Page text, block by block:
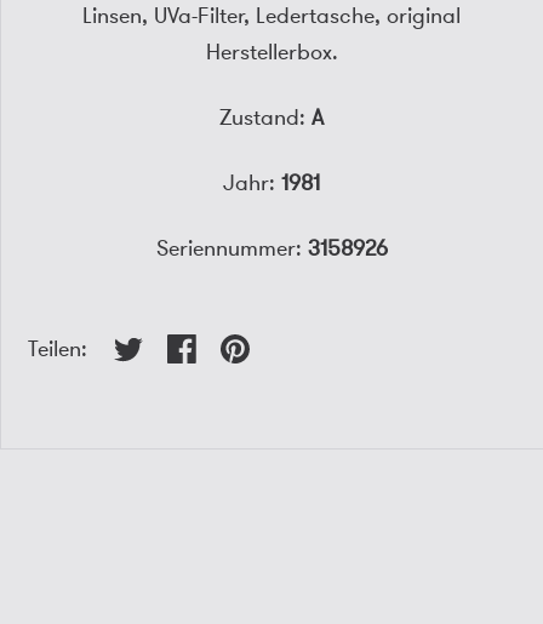
Linsen, UVa-Filter, Ledertasche, original
Herstellerbox.
Zustand:A
Jahr:1981
Seriennummer: 3158926
Teilen: